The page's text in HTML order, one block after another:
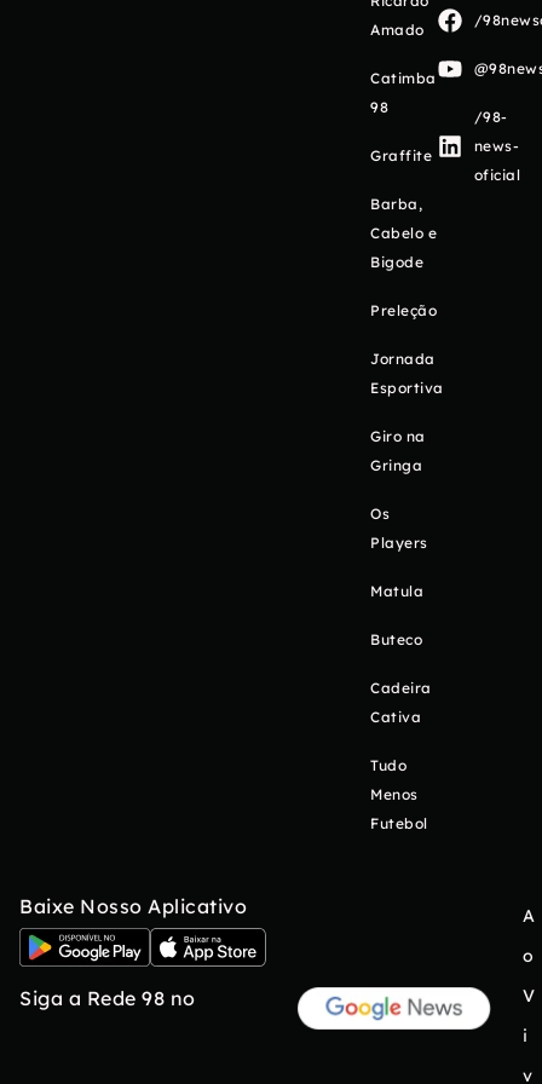
Amado
Catimba
98
Graffite
Barba,
Cabelo e
Bigode
Preleção
Jornada
Esportiva
Giro na
Gringa
Os
Players
Matula
Buteco
Cadeira
Cativa
Tudo
Menos
Futebol
/
/98-
news-
oficial
Baixe Nosso Aplicativo
Siga a Rede 98 no
A
o
V
i
v